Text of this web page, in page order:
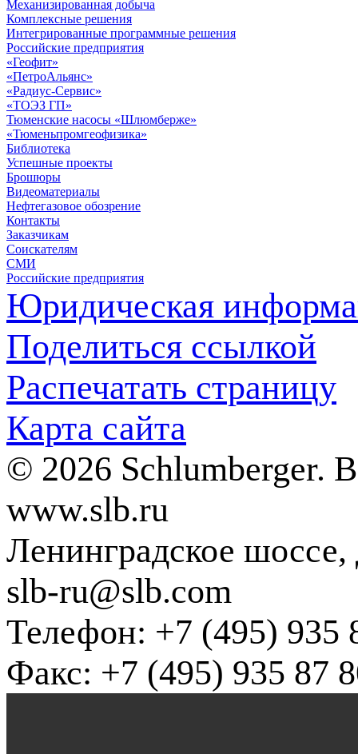
Механизированная добыча
Комплексные решения
Интегрированные программные решения
Российские предприятия
«Геофит»
«ПетроАльянс»
«Радиус-Сервис»
«ТОЭЗ ГП»
Тюменские насосы «Шлюмберже»
«Тюменьпромгеофизика»
Библиотека
Успешные проекты
Брошюры
Видеоматериалы
Нефтегазовое обозрение
Контакты
Заказчикам
Соискателям
СМИ
Российские предприятия
Юридическая
Поделиться ссылкой
Распечатать страницу
Карта сайта
© 2026 Schlumberger.
www.slb.ru
Ленинградское
slb-ru@slb.com
Телефон: +7 (495) 935
Факс: +7 (495) 935 87